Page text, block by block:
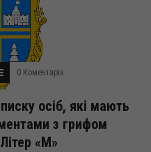
0 Коментарів
осіб, які мають
з грифом
«М»